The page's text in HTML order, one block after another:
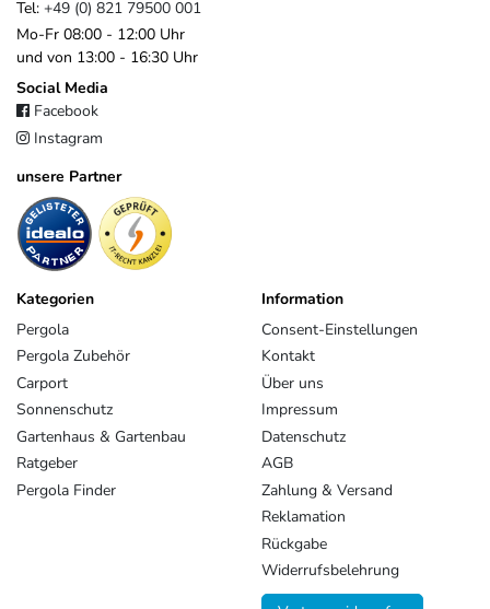
Tel: +49 (0) 821 79500 001
Mo-Fr 08:00 - 12:00 Uhr
und von 13:00 - 16:30 Uhr
Social Media
Facebook
Instagram
unsere Partner
Kategorien
Pergola
Pergola Zubehör
Carport
Sonnenschutz
Gartenhaus & Gartenbau
Ratgeber
Pergola Finder
Information
Consent-Einstellungen
Kontakt
Über uns
Impressum
Datenschutz
AGB
Zahlung & Versand
Reklamation
Rückgabe
Widerrufsbelehrung